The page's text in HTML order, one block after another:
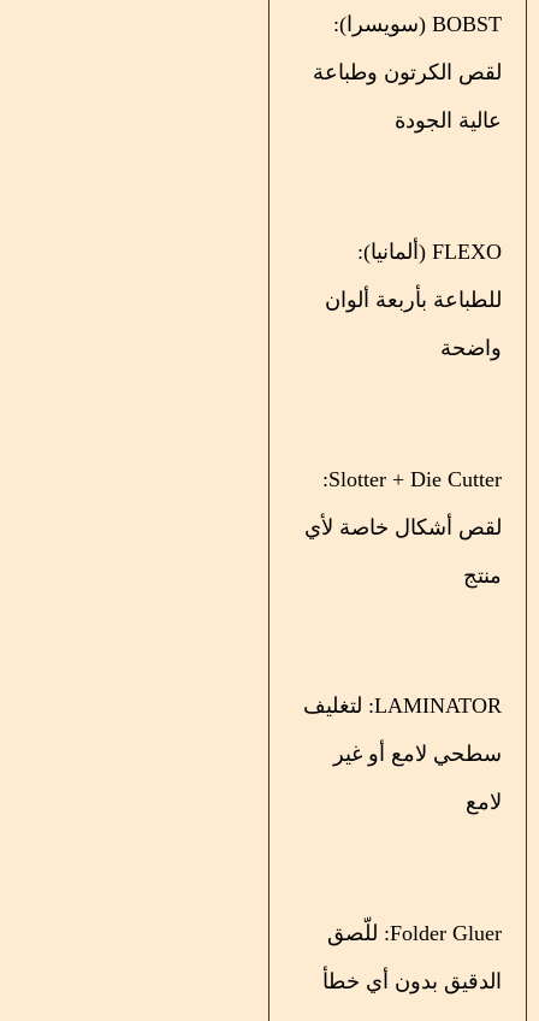
BOBST (سويسرا):
لقص الكرتون وطباعة
عالية الجودة
FLEXO (ألمانيا):
للطباعة بأربعة ألوان
واضحة
Slotter + Die Cutter:
لقص أشكال خاصة لأي
منتج
LAMINATOR: لتغليف
سطحي لامع أو غير
لامع
Folder Gluer: للّصق
الدقيق بدون أي خطأ